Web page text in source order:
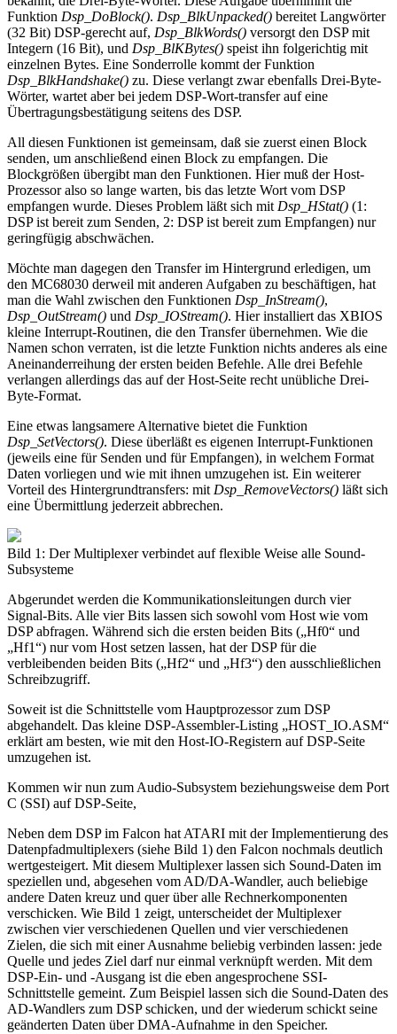
Funktion Dsp_DoBlock(). Dsp_BlkUnpacked() bereitet Langwörter
(32 Bit) DSP-gerecht auf, Dsp_BlkWords() versorgt den DSP mit
Integern (16 Bit), und Dsp_BlKBytes() speist ihn folgerichtig mit
einzelnen Bytes. Eine Sonderrolle kommt der Funktion
Dsp_BlkHandshake() zu. Diese verlangt zwar ebenfalls Drei-Byte-
Wörter, wartet aber bei jedem DSP-Wort-transfer auf eine
Übertragungsbestätigung seitens des DSP.
All diesen Funktionen ist gemeinsam, daß sie zuerst einen Block
senden, um anschließend einen Block zu empfangen. Die
Blockgrößen übergibt man den Funktionen. Hier muß der Host-
Prozessor also so lange warten, bis das letzte Wort vom DSP
empfangen wurde. Dieses Problem läßt sich mit Dsp_HStat() (1:
DSP ist bereit zum Senden, 2: DSP ist bereit zum Empfangen) nur
geringfügig abschwächen.
Möchte man dagegen den Transfer im Hintergrund erledigen, um
den MC68030 derweil mit anderen Aufgaben zu beschäftigen, hat
man die Wahl zwischen den Funktionen Dsp_InStream(),
Dsp_OutStream() und Dsp_IOStream(). Hier installiert das XBIOS
kleine Interrupt-Routinen, die den Transfer übernehmen. Wie die
Namen schon verraten, ist die letzte Funktion nichts anderes als eine
Aneinanderreihung der ersten beiden Befehle. Alle drei Befehle
verlangen allerdings das auf der Host-Seite recht unübliche Drei-
Byte-Format.
Eine etwas langsamere Alternative bietet die Funktion
Dsp_SetVectors(). Diese überläßt es eigenen Interrupt-Funktionen
(jeweils eine für Senden und für Empfangen), in welchem Format
Daten vorliegen und wie mit ihnen umzugehen ist. Ein weiterer
Vorteil des Hintergrundtransfers: mit Dsp_RemoveVectors() läßt sich
eine Übermittlung jederzeit abbrechen.
Bild 1: Der Multiplexer verbindet auf flexible Weise alle Sound-
Subsysteme
Abgerundet werden die Kommunikationsleitungen durch vier
Signal-Bits. Alle vier Bits lassen sich sowohl vom Host wie vom
DSP abfragen. Während sich die ersten beiden Bits („Hf0“ und
„Hf1“) nur vom Host setzen lassen, hat der DSP für die
verbleibenden beiden Bits („Hf2“ und „Hf3“) den ausschließlichen
Schreibzugriff.
Soweit ist die Schnittstelle vom Hauptprozessor zum DSP
abgehandelt. Das kleine DSP-Assembler-Listing „HOST_IO.ASM“
erklärt am besten, wie mit den Host-IO-Registern auf DSP-Seite
umzugehen ist.
Kommen wir nun zum Audio-Subsystem beziehungsweise dem Port
C (SSI) auf DSP-Seite,
Neben dem DSP im Falcon hat ATARI mit der Implementierung des
Datenpfadmultiplexers (siehe Bild 1) den Falcon nochmals deutlich
wertgesteigert. Mit diesem Multiplexer lassen sich Sound-Daten im
speziellen und, abgesehen vom AD/DA-Wandler, auch beliebige
andere Daten kreuz und quer über alle Rechnerkomponenten
verschicken. Wie Bild 1 zeigt, unterscheidet der Multiplexer
zwischen vier verschiedenen Quellen und vier verschiedenen
Zielen, die sich mit einer Ausnahme beliebig verbinden lassen: jede
Quelle und jedes Ziel darf nur einmal verknüpft werden. Mit dem
DSP-Ein- und -Ausgang ist die eben angesprochene SSI-
Schnittstelle gemeint. Zum Beispiel lassen sich die Sound-Daten des
AD-Wandlers zum DSP schicken, und der wiederum schickt seine
geänderten Daten über DMA-Aufnahme in den Speicher.